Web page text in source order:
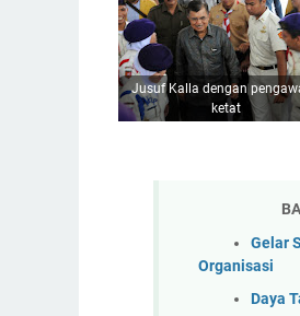
Jusuf Kalla dengan
ketat
Gelar
Organisasi
Daya